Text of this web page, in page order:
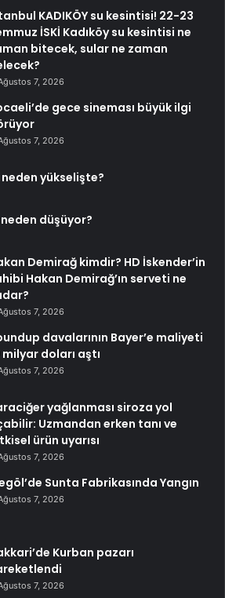
KADIKÖY su kesintisi! 22-23
İSKİ Kadıköy su kesintisi ne
bitecek, sular ne zaman
7, 2026
gece sineması büyük ilgi
7, 2026
yükselişte?
düşüyor?
Demirağ kimdir? HD İskender’in
Hakan Demirağ’ın serveti ne
7, 2026
davalarının Bayer’e maliyeti
milyar doları aştı
7, 2026
yağlanması siroza yol
Uzmandan erken tanı ve
ürün uyarısı
7, 2026
Sunta Fabrikasında Yangın
7, 2026
Kurban pazarı
7, 2026